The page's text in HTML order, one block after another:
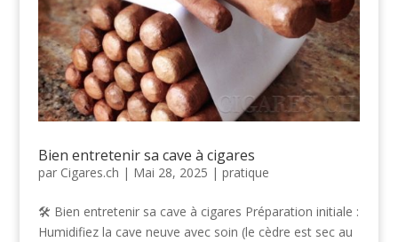
Bien entretenir sa cave à cigares
par Cigares.ch | Mai 28, 2025 | pratique
🛠️ Bien entretenir sa cave à cigares Préparation initiale :
Humidifiez la cave neuve avec soin (le cèdre est sec au